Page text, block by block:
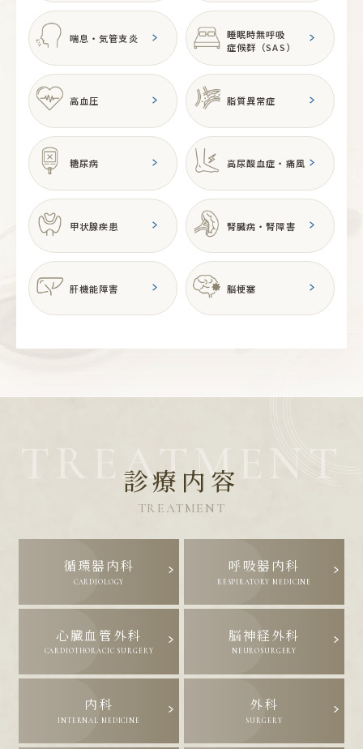
喘息・気管支炎
睡眠時無呼吸
症候群 （SAS）
高血圧 脂質異常症
糖尿病 高尿酸血症・痛風
甲状腺疾患 腎臓病・腎障害
肝機能障害 脳梗塞
診療内容
TREATMENT
循環器内科
CARDIOLOGY
呼吸器内科
RESPIRATORY MEDICINE
心臓血管外科
CARDIOTHORACIC SURGERY
脳神経外科
NEUROSURGERY
内科
INTERNAL MEDICINE
外科
SURGERY